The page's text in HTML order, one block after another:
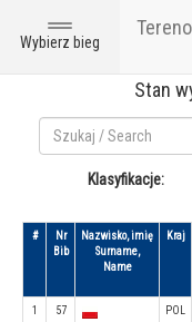
Toggle
navigation
Wybierz bieg
Stan
Klasyfikacje:
#
Nr
Bib
Nazwisko, imię
Surname,
Name
Kraj
1
57
POL